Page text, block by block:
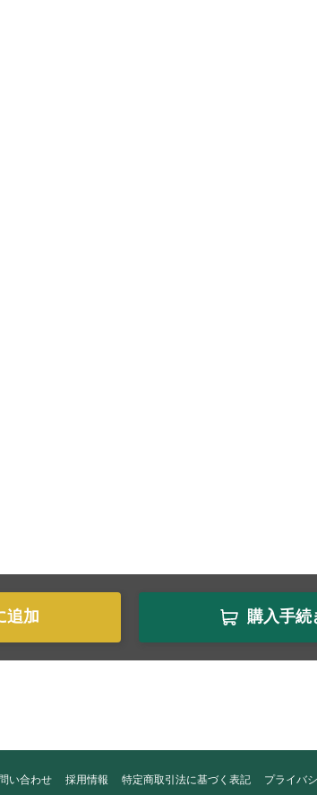
追加 購入手続
い合わせ 採用情報 特定商取引法に基づく表記 プライバ